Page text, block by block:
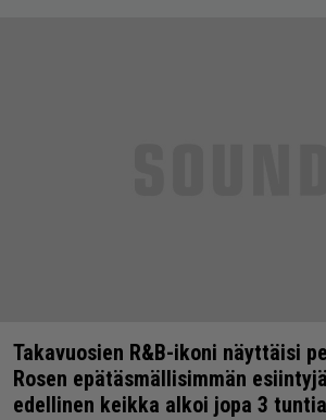
Takavuosien R&B-ikoni näyttäisi
Rosen epätäsmällisimmän
edellinen keikka alkoi jopa 3